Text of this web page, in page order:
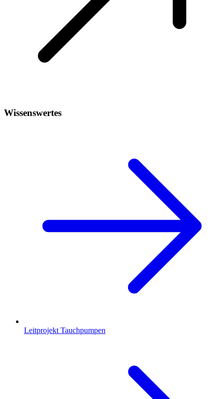
Wissenswertes
Leitprojekt Tauchpumpen